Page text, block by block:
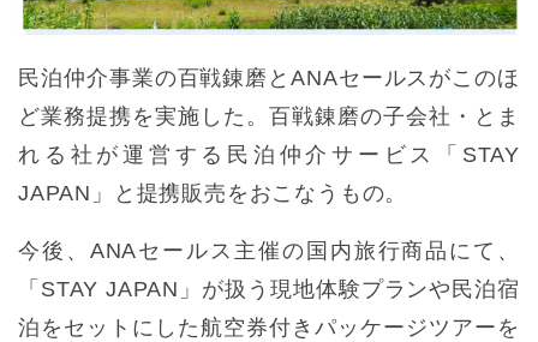
民泊仲介事業の百戦錬磨とANAセールスがこのほ
ど業務提携を実施した。百戦錬磨の子会社・とま
れる社が運営する民泊仲介サービス「STAY
JAPAN」と提携販売をおこなうもの。
今後、ANAセールス主催の国内旅行商品にて、
「STAY JAPAN」が扱う現地体験プランや民泊宿
泊をセットにした航空券付きパッケージツアーを